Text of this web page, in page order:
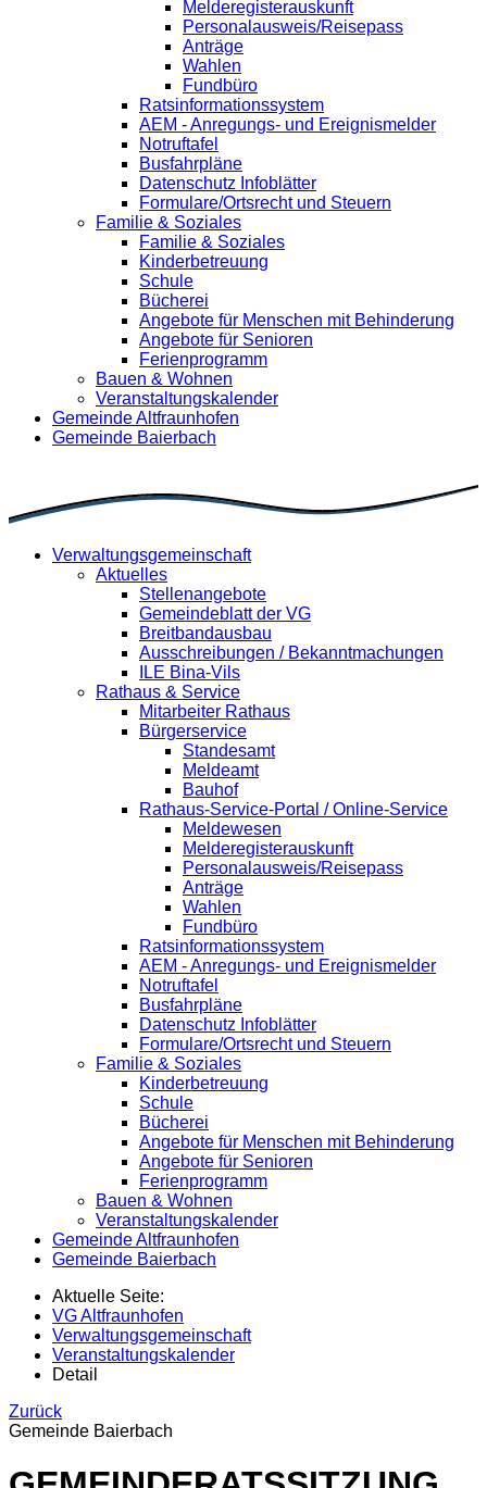
Melderegisterauskunft
Personalausweis/Reisepass
Anträge
Wahlen
Fundbüro
Ratsinformationssystem
AEM - Anregungs- und Ereignismelder
Notruftafel
Busfahrpläne
Datenschutz Infoblätter
Formulare/Ortsrecht und Steuern
Familie & Soziales
Familie & Soziales
Kinderbetreuung
Schule
Bücherei
Angebote für Menschen mit Behinderung
Angebote für Senioren
Ferienprogramm
Bauen & Wohnen
Veranstaltungskalender
Gemeinde Altfraunhofen
Gemeinde Baierbach
Verwaltungsgemeinschaft
Aktuelles
Stellenangebote
Gemeindeblatt der VG
Breitbandausbau
Ausschreibungen / Bekanntmachungen
ILE Bina-Vils
Rathaus & Service
Mitarbeiter Rathaus
Bürgerservice
Standesamt
Meldeamt
Bauhof
Rathaus-Service-Portal / Online-Service
Meldewesen
Melderegisterauskunft
Personalausweis/Reisepass
Anträge
Wahlen
Fundbüro
Ratsinformationssystem
AEM - Anregungs- und Ereignismelder
Notruftafel
Busfahrpläne
Datenschutz Infoblätter
Formulare/Ortsrecht und Steuern
Familie & Soziales
Kinderbetreuung
Schule
Bücherei
Angebote für Menschen mit Behinderung
Angebote für Senioren
Ferienprogramm
Bauen & Wohnen
Veranstaltungskalender
Gemeinde Altfraunhofen
Gemeinde Baierbach
Aktuelle Seite:
VG Altfraunhofen
Verwaltungsgemeinschaft
Veranstaltungskalender
Detail
Zurück
Gemeinde Baierbach